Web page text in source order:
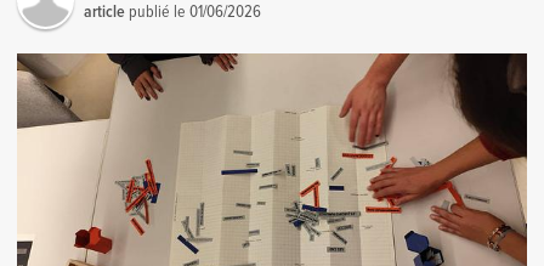
article publié le01/06/2026